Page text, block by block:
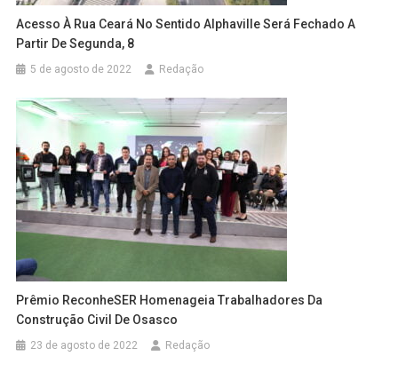
Acesso À Rua Ceará No Sentido Alphaville Será Fechado A
Partir De Segunda, 8
5 de agosto de 2022 Redação
Prêmio ReconheSER Homenageia Trabalhadores Da
Construção Civil De Osasco
23 de agosto de 2022 Redação